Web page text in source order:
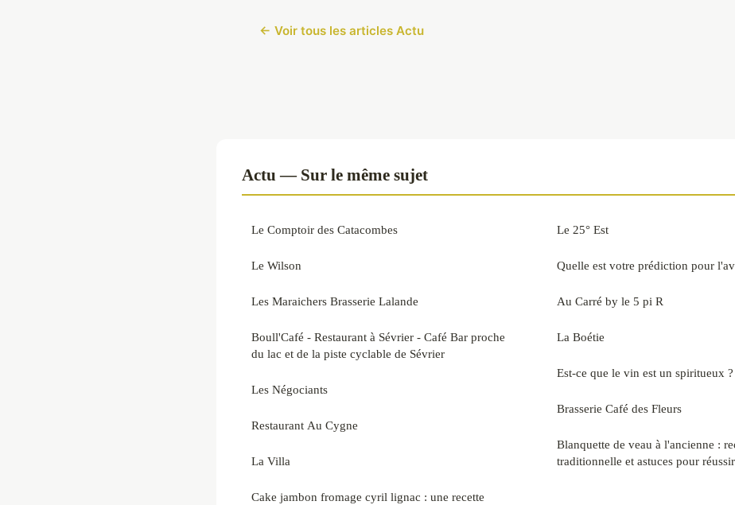
← Voir tous les articles Actu
Actu — Sur le même sujet
Le Comptoir des Catacombes
Le Wilson
Les Maraichers Brasserie Lalande
Boull'Café - Restaurant à Sévrier - Café Bar proche
du lac et de la piste cyclable de Sévrier
Les Négociants
Restaurant Au Cygne
La Villa
Cake jambon fromage cyril lignac : une recette
Le 25° Est
Quelle est votre prédiction pour
Au Carré by le 5 pi R
La Boétie
Est-ce que le vin est un spiritueux ?
Brasserie Café des Fleurs
Blanquette de veau à l'ancienne :
traditionnelle et astuces pour réussir